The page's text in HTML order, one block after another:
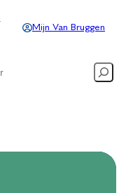
Mijn Van Bruggen